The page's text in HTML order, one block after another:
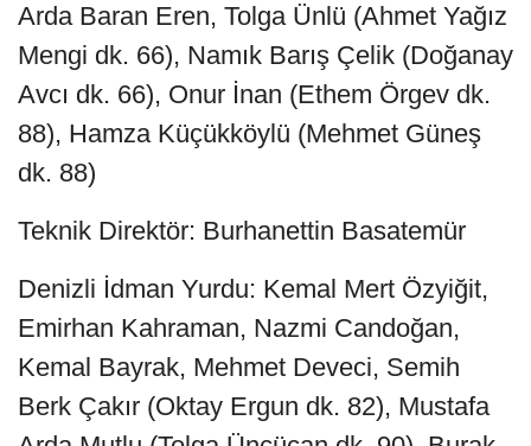
Arda Baran Eren, Tolga Ünlü (Ahmet Yağız
Mengi dk. 66), Namık Barış Çelik (Doğanay
Avcı dk. 66), Onur İnan (Ethem Örgev dk.
88), Hamza Küçükköylü (Mehmet Güneş
dk. 88)
Teknik Direktör: Burhanettin Basatemür
Denizli İdman Yurdu: Kemal Mert Özyiğit,
Emirhan Kahraman, Nazmi Candoğan,
Kemal Bayrak, Mehmet Deveci, Semih
Berk Çakır (Oktay Ergun dk. 82), Mustafa